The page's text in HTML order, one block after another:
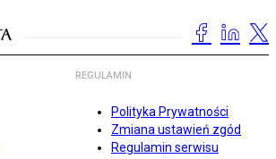
REGULAMIN
Polityka Prywatności
Zmiana ustawień zgód
Regulamin serwisu